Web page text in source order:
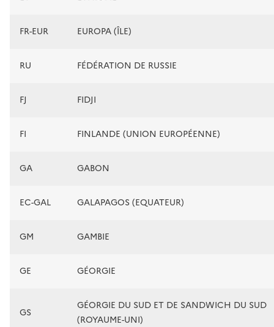
FR-EUR EUROPA (ÎLE)
RU FÉDÉRATION DE RUSSIE
FJ FIDJI
FI FINLANDE (UNION EUROPÉENNE)
GA GABON
EC-GAL GALAPAGOS (EQUATEUR)
GM GAMBIE
GE GÉORGIE
GS
GÉORGIE DU SUD ET DE SANDWICH DU SUD
(ROYAUME-UNI)